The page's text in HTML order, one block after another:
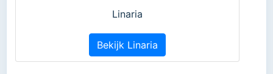
Linaria
Bekijk Linaria